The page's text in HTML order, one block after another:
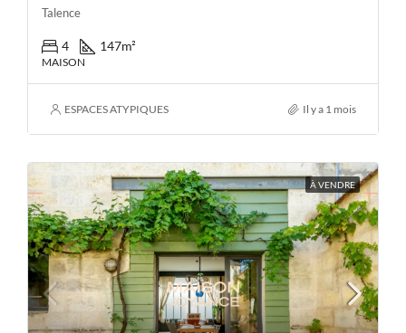
Talence
4 147m²
MAISON
ESPACES ATYPIQUES Il y a 1 mois
À VENDRE